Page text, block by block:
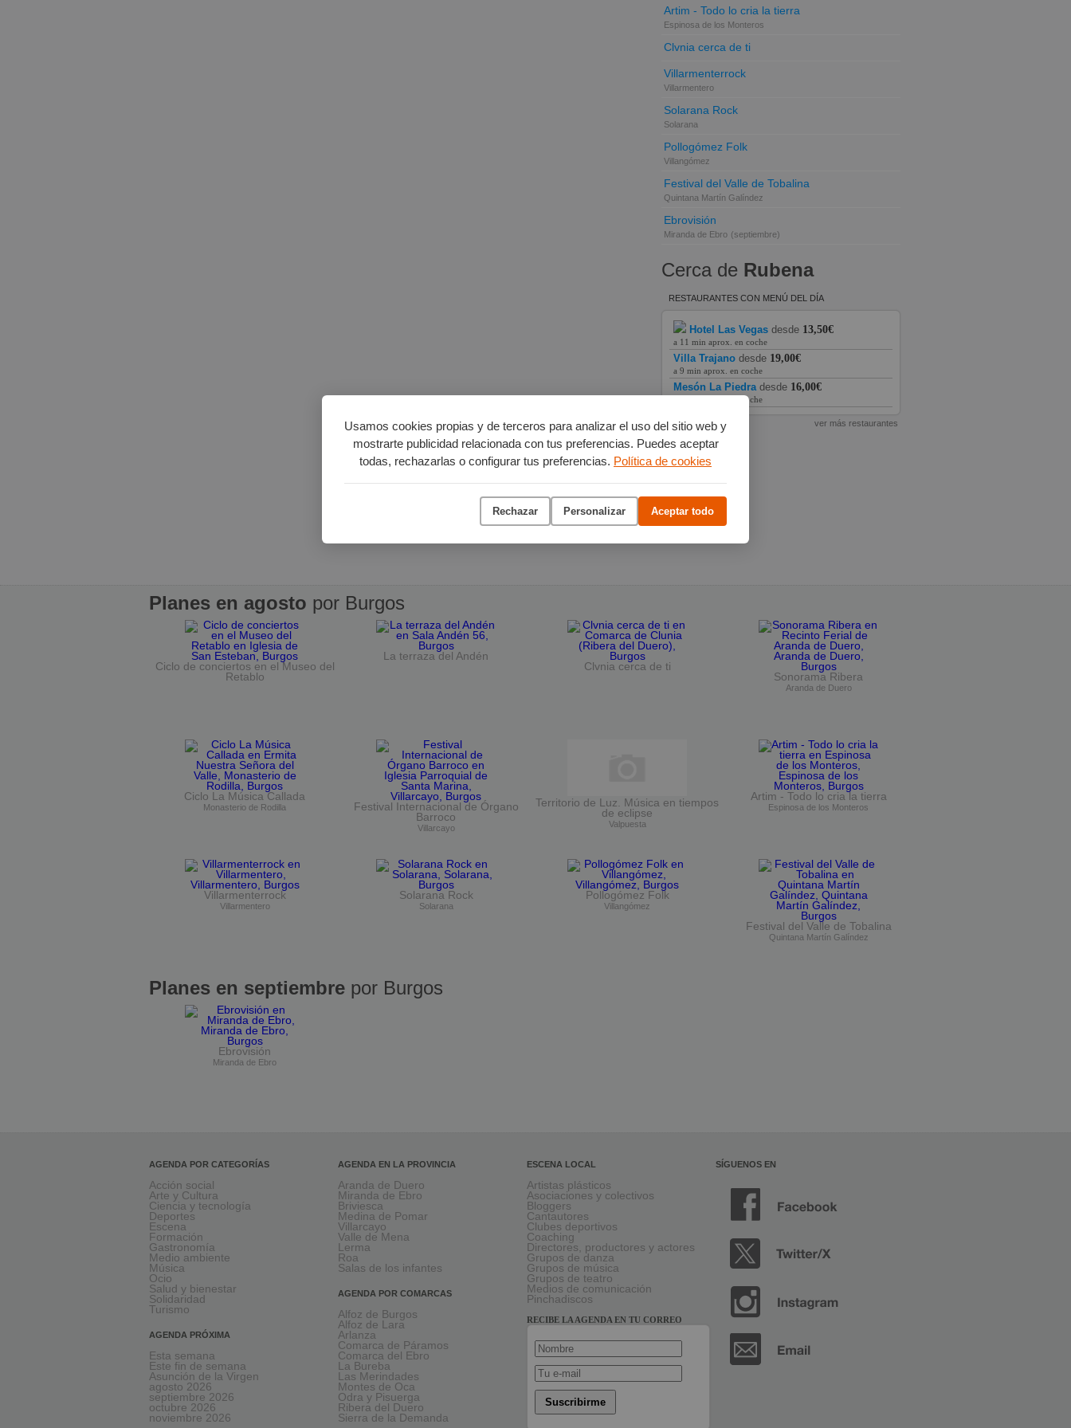
Usamos cookies propias y de terceros para analizar el uso del sitio web y
mostrarte publicidad relacionada con tus preferencias. Puedes aceptar
todas, rechazarlas o configurar tus preferencias. Política de cookies
Rechazar Personalizar Aceptar todo
Artim - Todo lo cria la tierra
Espinosa de los Monteros
Clvnia cerca de ti
Villarmenterrock
Villarmentero
Solarana Rock
Solarana
Pollogómez Folk
Villangómez
Festival del Valle de Tobalina
Quintana Martín Galíndez
Ebrovisión
Miranda de Ebro (septiembre)
Cerca de Rubena
RESTAURANTES CON MENÚ DEL DÍA
Hotel Las Vegas desde 13,50€
a 11 min aprox. en coche
Villa Trajano desde 19,00€
a 9 min aprox. en coche
Mesón La Piedra desde 16,00€
a 9 min aprox. en coche
ver más restaurantes
Planes en agosto por Burgos
Ciclo de conciertos en el Museo del
Retablo
La terraza del Andén
Clvnia cerca de ti
Sonorama Ribera
Aranda de Duero
Ciclo La Música Callada
Monasterio de Rodilla
Festival Internacional de Órgano
Barroco
Villarcayo
Territorio de Luz. Música en tiempos
de eclipse
Valpuesta
Artim - Todo lo cria la tierra
Espinosa de los Monteros
Villarmenterrock
Villarmentero
Solarana Rock
Solarana
Pollogómez Folk
Villangómez
Festival del Valle de Tobalina
Quintana Martín Galíndez
Planes en septiembre por Burgos
Ebrovisión
Miranda de Ebro
AGENDA POR CATEGORÍAS
Acción social
Arte y Cultura
Ciencia y tecnología
Deportes
Escena
Formación
Gastronomía
Medio ambiente
Música
Ocio
Salud y bienestar
Solidaridad
Turismo
AGENDA PRÓXIMA
Esta semana
Este fin de semana
Asunción de la Virgen
agosto 2026
septiembre 2026
octubre 2026
noviembre 2026
AGENDA EN LA PROVINCIA
Aranda de Duero
Miranda de Ebro
Briviesca
Medina de Pomar
Villarcayo
Valle de Mena
Lerma
Roa
Salas de los infantes
AGENDA POR COMARCAS
Alfoz de Burgos
Alfoz de Lara
Arlanza
Comarca de Páramos
Comarca del Ebro
La Bureba
Las Merindades
Montes de Oca
Odra y Pisuerga
Ribera del Duero
Sierra de la Demanda
ESCENA LOCAL
Artistas plásticos
Asociaciones y colectivos
Bloggers
Cantautores
Clubes deportivos
Coaching
Directores, productores y actores
Grupos de danza
Grupos de música
Grupos de teatro
Medios de comunicación
Pinchadiscos
RECIBE LA AGENDA EN TU CORREO
Suscribirme
SÍGUENOS EN